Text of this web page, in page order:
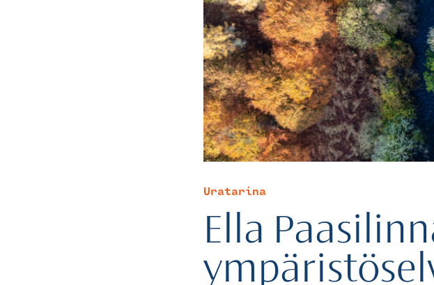
Uratarina
Ella